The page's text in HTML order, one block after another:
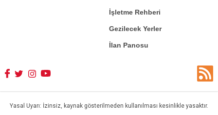
İşletme Rehberi
Gezilecek Yerler
İlan Panosu
Yasal Uyarı: İzinsiz, kaynak gösterilmeden kullanılması kesinlikle yasaktır.